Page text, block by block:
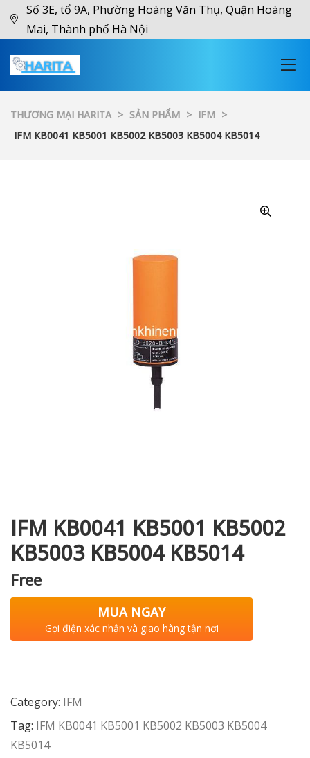
Số 3E, tổ 9A, Phường Hoàng Văn Thụ, Quận Hoàng
Mai, Thành phố Hà Nội
THƯƠNG MẠI HARITA > SẢN PHẨM > IFM >
IFM KB0041 KB5001 KB5002 KB5003 KB5004 KB5014
IFM KB0041 KB5001 KB5002
KB5003 KB5004 KB5014
Free
MUA NGAY
Gọi điện xác nhận và giao hàng tận nơi
Category: IFM
Tag: IFM KB0041 KB5001 KB5002 KB5003 KB5004
KB5014